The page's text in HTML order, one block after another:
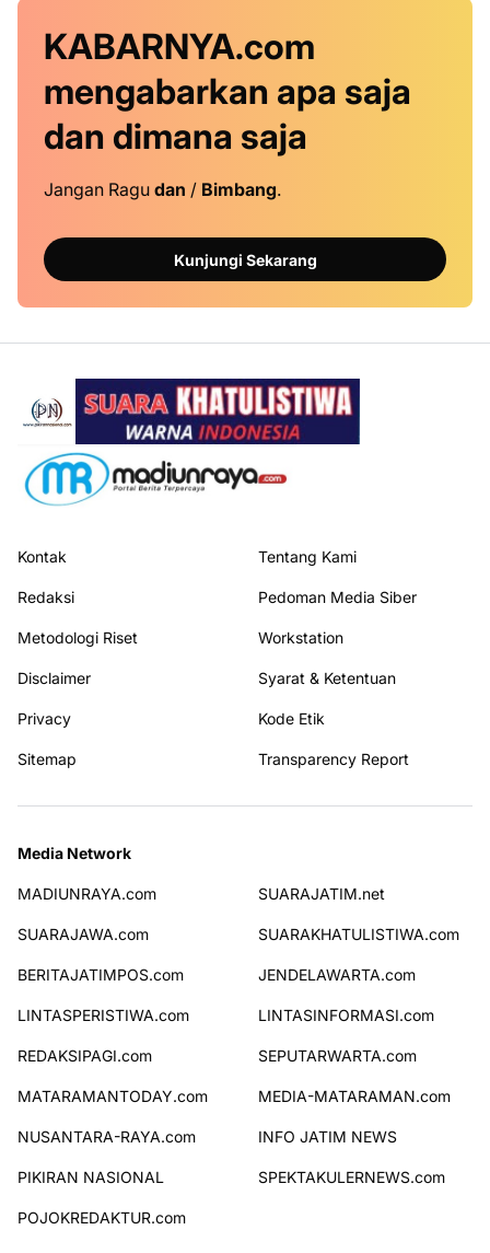
KABARNYA.com
mengabarkan apa saja
dan dimana saja
Jangan Ragu dan / Bimbang.
Kunjungi Sekarang
Kontak Tentang Kami
Redaksi Pedoman Media Siber
Metodologi Riset Workstation
Disclaimer Syarat & Ketentuan
Privacy Kode Etik
Sitemap Transparency Report
Media Network
MADIUNRAYA.com SUARAJATIM.net
SUARAJAWA.com SUARAKHATULISTIWA.com
BERITAJATIMPOS.com JENDELAWARTA.com
LINTASPERISTIWA.com LINTASINFORMASI.com
REDAKSIPAGI.com SEPUTARWARTA.com
MATARAMANTODAY.com MEDIA-MATARAMAN.com
NUSANTARA-RAYA.com INFO JATIM NEWS
PIKIRAN NASIONAL SPEKTAKULERNEWS.com
POJOKREDAKTUR.com